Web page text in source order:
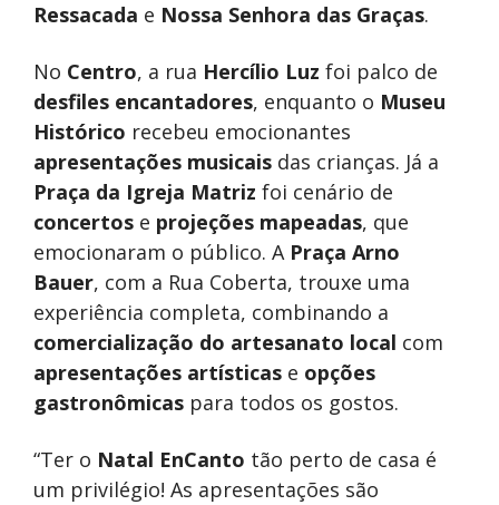
Ressacada e Nossa Senhora das Graças.
No Centro, a rua Hercílio Luz foi palco de
desfiles encantadores, enquanto o Museu
Histórico recebeu emocionantes
apresentações musicais das crianças. Já a
Praça da Igreja Matriz foi cenário de
concertos e projeções mapeadas, que
emocionaram o público. A Praça Arno
Bauer, com a Rua Coberta, trouxe uma
experiência completa, combinando a
comercialização do artesanato local com
apresentações artísticas e opções
gastronômicas para todos os gostos.
“Ter o Natal EnCanto tão perto de casa é
um privilégio! As apresentações são